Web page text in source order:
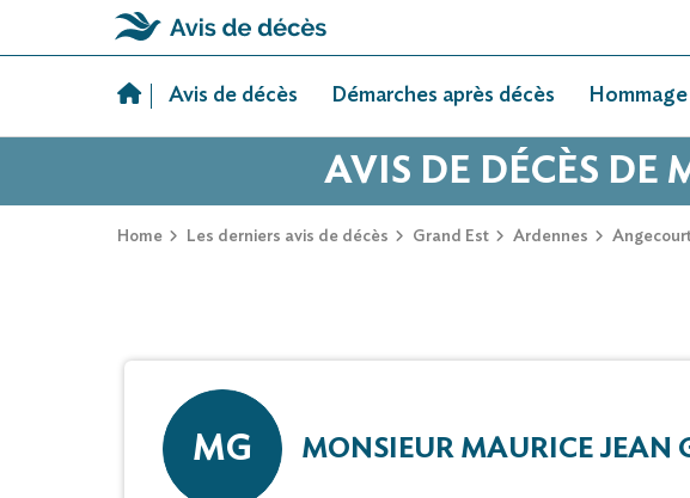
Avis de décès Démarches après décès
AVIS DE DÉCÈS DE
Home Les derniers avis de décès Grand Est Ardennes
MG MONSIEUR MAURICE JEAN